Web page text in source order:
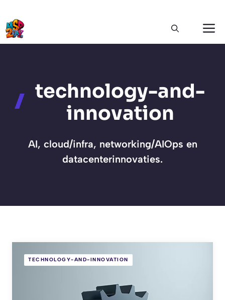
Ga
naar
de
technology-and-
innovation
AI, cloud/infra, networking/AIOps en
datacenterinnovaties.
TECHNOLOGY-AND-INNOVATION